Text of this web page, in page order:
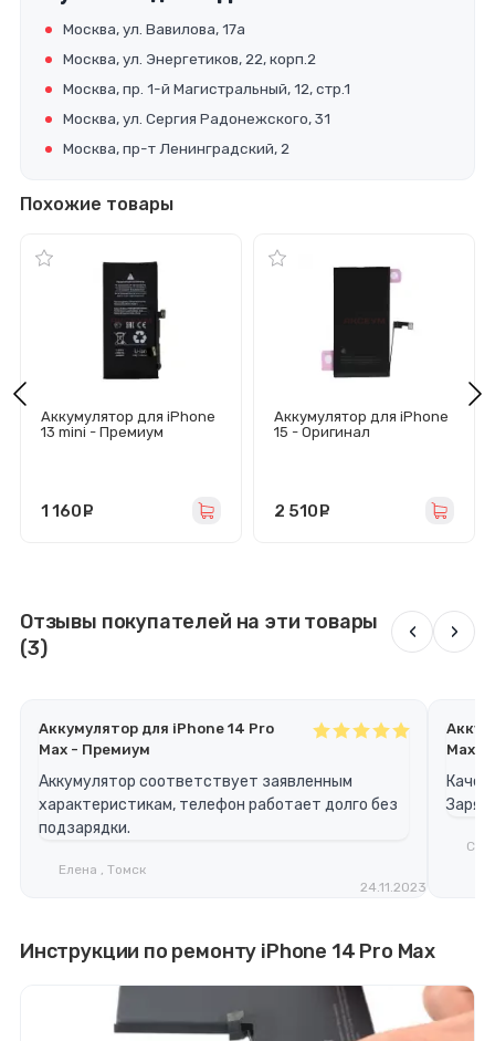
Москва, ул. Вавилова, 17а
Москва, ул. Энергетиков, 22, корп.2
Москва, пр. 1-й Магистральный, 12, стр.1
Москва, ул. Сергия Радонежского, 31
Москва, пр-т Ленинградский, 2
Похожие товары
Аккумулятор для iPhone
13 mini - Премиум
1 160
Аккумулятор для iPhone
15 - Оригинал
2 510
Отзывы покупателей на эти товары
(3)
‹ ›
Аккумулятор для iPhone 14 Pro
Max - Премиум
Аккумулятор соответствует заявленным
характеристикам, телефон работает долго без
подзарядки.
Елена , Томск
24.11.2023
Max -
Заряд
Инструкции по ремонту iPhone 14 Pro Max